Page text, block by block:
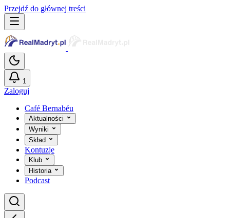
Przejdź do głównej treści
1
Zaloguj
Café Bernabéu
Aktualności
Wyniki
Skład
Kontuzje
Klub
Historia
Podcast